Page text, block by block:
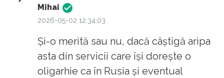
Mihai
2026-05-02 12:34:03
Și-o merită sau nu, dacă câștigă aripa
asta din servicii care își dorește o
oligarhie ca în Rusia și eventual